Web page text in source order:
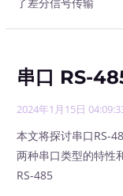
串口 RS-
2024年1月15日
本文将探讨串口RS-
两种串口类型的特性
RS-485